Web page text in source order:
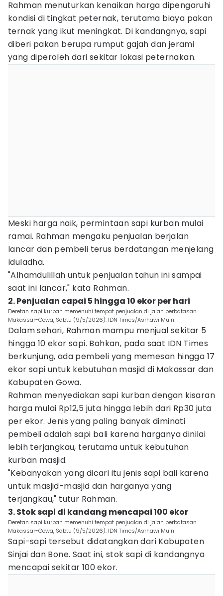
Rahman menuturkan kenaikan harga dipengaruhi
kondisi di tingkat peternak, terutama biaya pakan
ternak yang ikut meningkat. Di kandangnya, sapi
diberi pakan berupa rumput gajah dan jerami
yang diperoleh dari sekitar lokasi peternakan.
Meski harga naik, permintaan sapi kurban mulai
ramai. Rahman mengaku penjualan berjalan
lancar dan pembeli terus berdatangan menjelang
Iduladha.
"Alhamdulillah untuk penjualan tahun ini sampai
saat ini lancar," kata Rahman.
2. Penjualan capai 5 hingga 10 ekor per hari
Deretan sapi kurban memenuhi tempat penjualan di jalan perbatasan
Makassar-Gowa, Sabtu (9/5/2026). IDN Times/Asrhawi Muin
Dalam sehari, Rahman mampu menjual sekitar 5
hingga 10 ekor sapi. Bahkan, pada saat IDN Times
berkunjung, ada pembeli yang memesan hingga 17
ekor sapi untuk kebutuhan masjid di Makassar dan
Kabupaten Gowa.
Rahman menyediakan sapi kurban dengan kisaran
harga mulai Rp12,5 juta hingga lebih dari Rp30 juta
per ekor. Jenis yang paling banyak diminati
pembeli adalah sapi bali karena harganya dinilai
lebih terjangkau, terutama untuk kebutuhan
kurban masjid.
"Kebanyakan yang dicari itu jenis sapi bali karena
untuk masjid-masjid dan harganya yang
terjangkau," tutur Rahman.
3. Stok sapi di kandang mencapai 100 ekor
Deretan sapi kurban memenuhi tempat penjualan di jalan perbatasan
Makassar-Gowa, Sabtu (9/5/2026). IDN Times/Asrhawi Muin
Sapi-sapi tersebut didatangkan dari Kabupaten
Sinjai dan Bone. Saat ini, stok sapi di kandangnya
mencapai sekitar 100 ekor.